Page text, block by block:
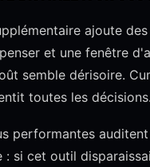
ajoute
et une fenêtre
semble dérisoire.
toutes les décisions.
performantes
: si cet outil